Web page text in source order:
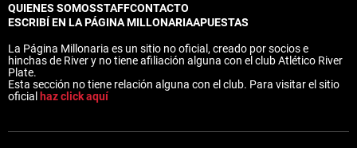
QUIENES SOMOSSTAFFCONTACTO
ESCRIBÍ EN LA PÁGINA MILLONARIAAPUESTAS
La Página Millonaria es un sitio no oficial, creado por socios e
hinchas de River y no tiene afiliación alguna con el club Atlético River
Plate.
Esta sección no tiene relación alguna con el club. Para visitar el sitio
oficial haz click aquí